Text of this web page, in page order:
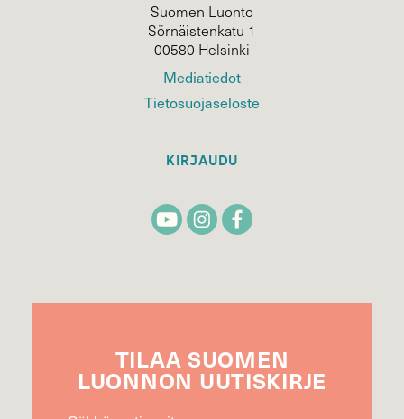
Suomen Luonto
Sörnäistenkatu 1
00580 Helsinki
Mediatiedot
Tietosuojaseloste
KIRJAUDU
TILAA SUOMEN
LUONNON UUTIS­KIRJE